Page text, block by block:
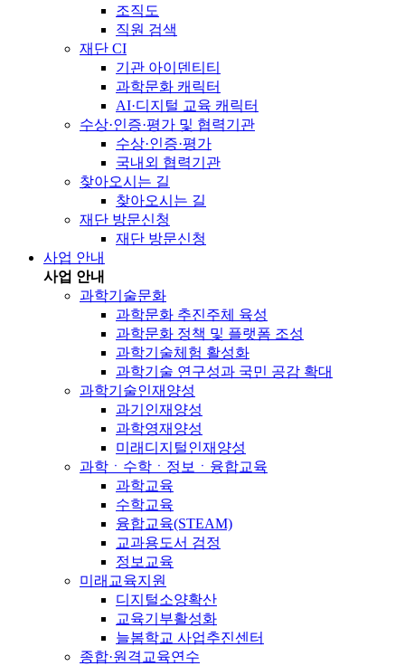
조직도
직원 검색
재단 CI
기관 아이덴티티
과학문화 캐릭터
AI·디지털 교육 캐릭터
수상·인증·평가 및 협력기관
수상·인증·평가
국내외 협력기관
찾아오시는 길
찾아오시는 길
재단 방문신청
재단 방문신청
사업 안내
사업 안내
과학기술문화
과학문화 추진주체 육성
과학문화 정책 및 플랫폼 조성
과학기술체험 활성화
과학기술 연구성과 국민 공감 확대
과학기술인재양성
과기인재양성
과학영재양성
미래디지털인재양성
과학ㆍ수학ㆍ정보ㆍ융합교육
과학교육
수학교육
융합교육(STEAM)
교과용도서 검정
정보교육
미래교육지원
디지털소양확산
교육기부활성화
늘봄학교 사업추진센터
종합·원격교육연수